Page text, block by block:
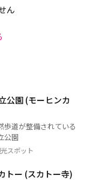
ん
公園 (モーヒンカ
歩道が整備されている
公園
スポット
トー (スカトー寺)